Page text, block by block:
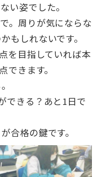
い姿でした。
。周りが気にならな
もしれないです。
を目指していれば本
できます。
できる？あと1日で
合格の鍵です。